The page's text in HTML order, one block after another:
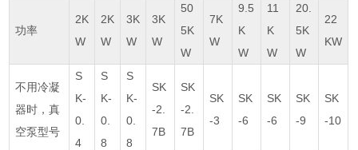
功率
2K
W
2K
W
3K
W
3K
W
50
5K
W
7K
W
9.5
K
W
11
K
W
20.
5K
W
22
KW
不用冷凝
器时，真
空泵型号
S
K-
0.
4
S
K-
0.
8
S
K-
0.
8
SK
-2.
7B
SK
-2.
7B
SK
-3
SK
-6
SK
-6
SK
-9
SK
-10